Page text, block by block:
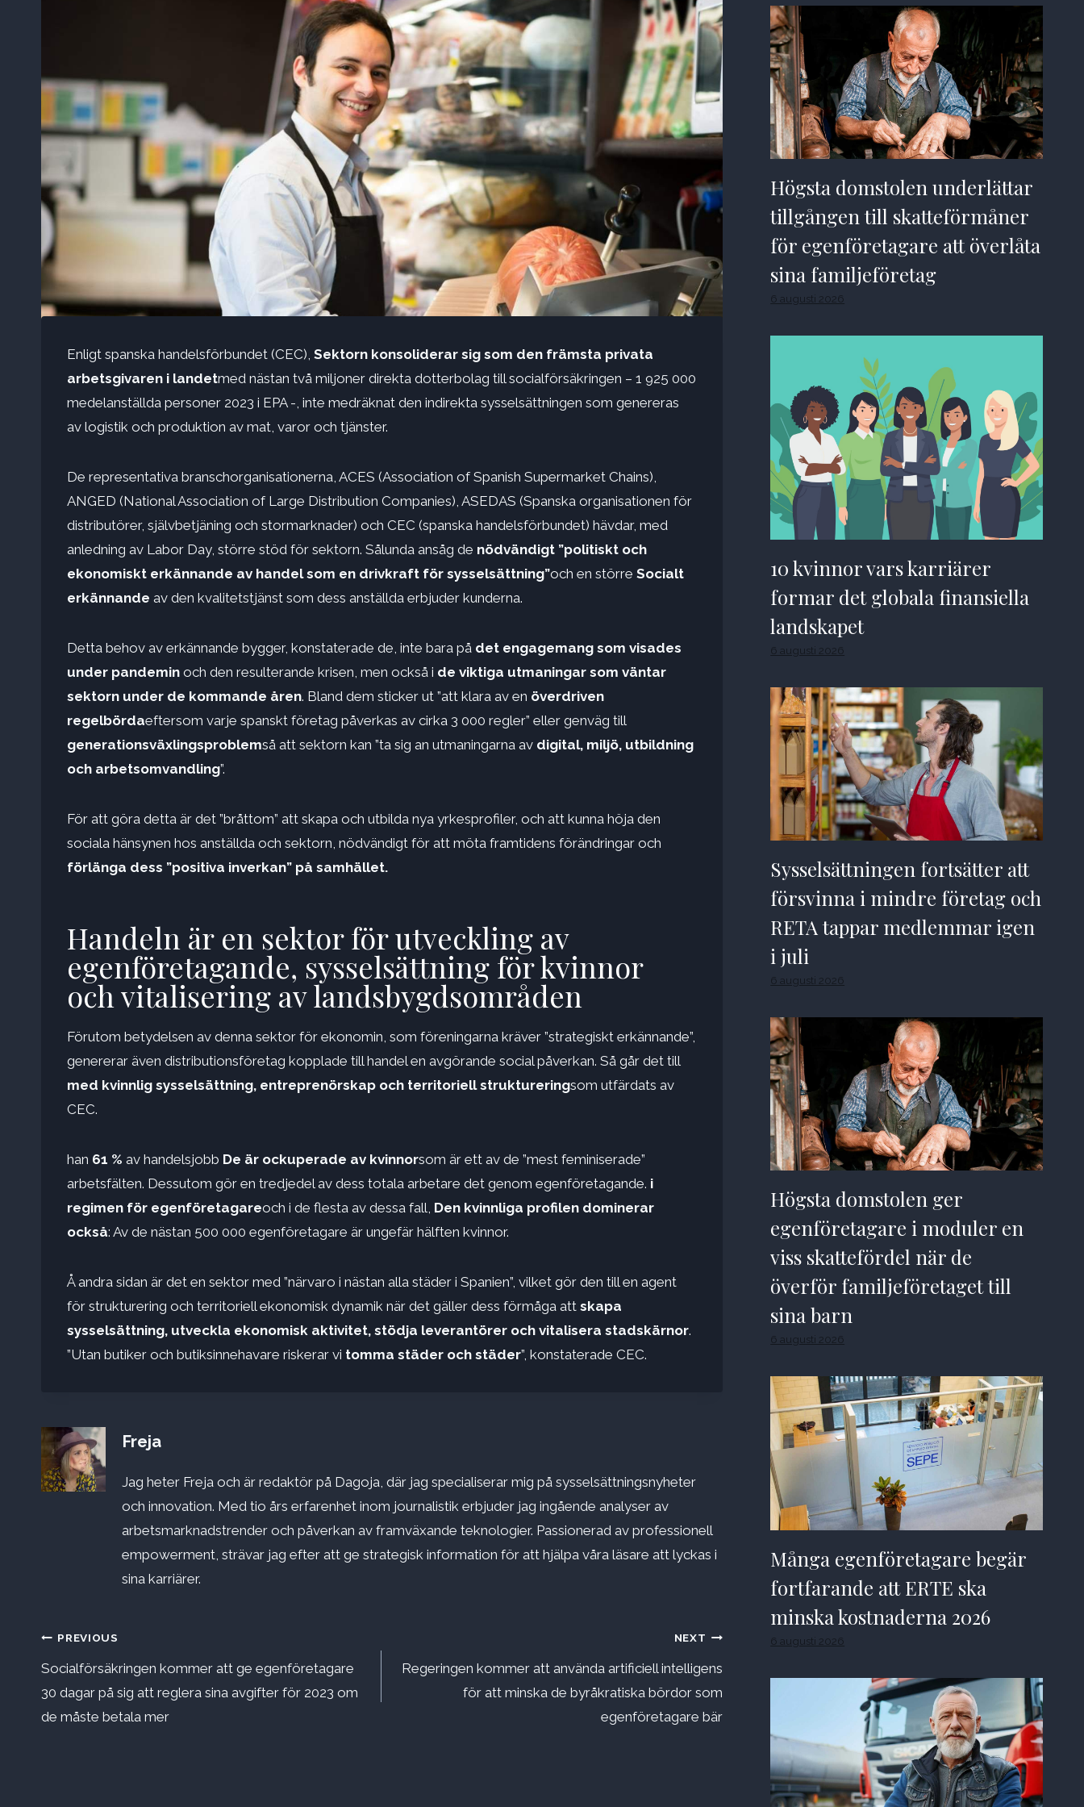
Enligt spanska handelsförbundet (CEC), Sektorn konsoliderar sig som den främsta privata
arbetsgivaren i landetmed nästan två miljoner direkta dotterbolag till socialförsäkringen – 1 925 000
medelanställda personer 2023 i EPA -, inte medräknat den indirekta sysselsättningen som genereras
av logistik och produktion av mat, varor och tjänster.
De representativa branschorganisationerna, ACES (Association of Spanish Supermarket Chains),
ANGED (National Association of Large Distribution Companies), ASEDAS (Spanska organisationen för
distributörer, självbetjäning och stormarknader) och CEC (spanska handelsförbundet) hävdar, med
anledning av Labor Day, större stöd för sektorn. Sålunda ansåg de nödvändigt ”politiskt och
ekonomiskt erkännande av handel som en drivkraft för sysselsättning”och en större Socialt
erkännande av den kvalitetstjänst som dess anställda erbjuder kunderna.
Detta behov av erkännande bygger, konstaterade de, inte bara på det engagemang som visades
under pandemin och den resulterande krisen, men också i de viktiga utmaningar som väntar
sektorn under de kommande åren. Bland dem sticker ut ”att klara av en överdriven
regelbördaeftersom varje spanskt företag påverkas av cirka 3 000 regler” eller genväg till
generationsväxlingsproblemså att sektorn kan ”ta sig an utmaningarna av digital, miljö, utbildning
och arbetsomvandling”.
För att göra detta är det ”bråttom” att skapa och utbilda nya yrkesprofiler, och att kunna höja den
sociala hänsynen hos anställda och sektorn, nödvändigt för att möta framtidens förändringar och
förlänga dess ”positiva inverkan” på samhället.
Handeln är en sektor för utveckling av
egenföretagande, sysselsättning för kvinnor
och vitalisering av landsbygdsområden
Förutom betydelsen av denna sektor för ekonomin, som föreningarna kräver ”strategiskt erkännande”,
genererar även distributionsföretag kopplade till handel en avgörande social påverkan. Så går det till
med kvinnlig sysselsättning, entreprenörskap och territoriell struktureringsom utfärdats av
CEC.
han 61 % av handelsjobb De är ockuperade av kvinnorsom är ett av de ”mest feminiserade”
arbetsfälten. Dessutom gör en tredjedel av dess totala arbetare det genom egenföretagande. i
regimen för egenföretagareoch i de flesta av dessa fall, Den kvinnliga profilen dominerar
också: Av de nästan 500 000 egenföretagare är ungefär hälften kvinnor.
Å andra sidan är det en sektor med ”närvaro i nästan alla städer i Spanien”, vilket gör den till en agent
för strukturering och territoriell ekonomisk dynamik när det gäller dess förmåga att skapa
sysselsättning, utveckla ekonomisk aktivitet, stödja leverantörer och vitalisera stadskärnor.
”Utan butiker och butiksinnehavare riskerar vi tomma städer och städer”, konstaterade CEC.
Freja
Jag heter Freja och är redaktör på Dagoja, där jag specialiserar mig på sysselsättningsnyheter
och innovation. Med tio års erfarenhet inom journalistik erbjuder jag ingående analyser av
arbetsmarknadstrender och påverkan av framväxande teknologier. Passionerad av professionell
empowerment, strävar jag efter att ge strategisk information för att hjälpa våra läsare att lyckas i
sina karriärer.
Inläggsnavigering
PREVIOUS
Socialförsäkringen kommer att ge egenföretagare
30 dagar på sig att reglera sina avgifter för 2023 om
de måste betala mer
NEXT
Regeringen kommer att använda artificiell intelligens
för att minska de byråkratiska bördor som
egenföretagare bär
Högsta domstolen underlättar
tillgången till skatteförmåner
för egenföretagare att överlåta
sina familjeföretag
6 augusti 2026
10 kvinnor vars karriärer
formar det globala finansiella
landskapet
6 augusti 2026
Sysselsättningen fortsätter att
försvinna i mindre företag och
RETA tappar medlemmar igen
i juli
6 augusti 2026
Högsta domstolen ger
egenföretagare i moduler en
viss skattefördel när de
överför familjeföretaget till
sina barn
6 augusti 2026
Många egenföretagare begär
fortfarande att ERTE ska
minska kostnaderna 2026
6 augusti 2026